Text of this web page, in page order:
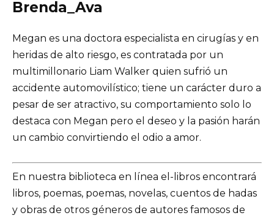
Brenda_Ava
Megan es una doctora especialista en cirugías y en
heridas de alto riesgo, es contratada por un
multimillonario Liam Walker quien sufrió un
accidente automovilístico; tiene un carácter duro a
pesar de ser atractivo, su comportamiento solo lo
destaca con Megan pero el deseo y la pasión harán
un cambio convirtiendo el odio a amor.
En nuestra biblioteca en línea el-libros encontrará
libros, poemas, poemas, novelas, cuentos de hadas
y obras de otros géneros de autores famosos de